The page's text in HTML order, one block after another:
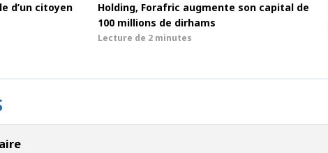
d’un citoyen
Holding, Forafric augmente son capital de
100 millions de dirhams
Lecture de 2 minutes